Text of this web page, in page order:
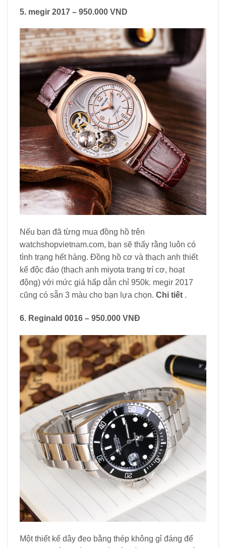
5. megir 2017 – 950.000 VND
Nếu bạn đã từng mua đồng hồ trên
watchshopvietnam.com, bạn sẽ thấy rằng luôn có
tình trạng hết hàng. Đồng hồ cơ và thạch anh thiết
kế độc đáo (thạch anh miyota trang trí cơ, hoạt
động) với mức giá hấp dẫn chỉ 950k. megir 2017
cũng có sẵn 3 màu cho bạn lựa chọn. Chi tiết .
6. Reginald 0016 – 950.000 VNĐ
Một thiết kế dây đeo bằng thép không gỉ đáng để